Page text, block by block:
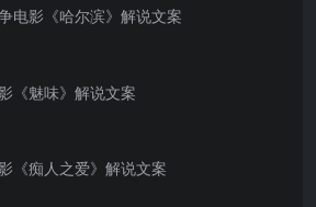
电影《哈尔滨》解说文案
《魅味》解说文案
《痴人之爱》解说文案